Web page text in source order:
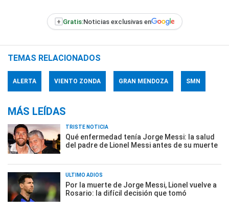
+ Gratis:Noticias exclusivas en
TEMAS RELACIONADOS
ALERTA VIENTO ZONDA GRAN MENDOZA SMN
MÁS LEÍDAS
TRISTE NOTICIA
Qué enfermedad tenía Jorge Messi: la salud
del padre de Lionel Messi antes de su muerte
ÚLTIMO ADIÓS
Por la muerte de Jorge Messi, Lionel vuelve a
Rosario: la difícil decisión que tomó